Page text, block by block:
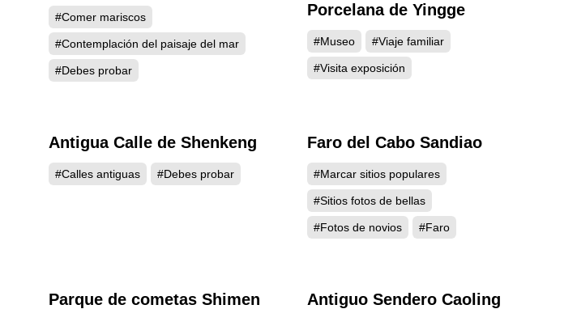
#Comer mariscos
#Contemplación del paisaje del mar
#Debes probar
Porcelana de Yingge
#Museo #Viaje familiar
#Visita exposición
4293
Antigua Calle de Shenkeng
#Calles antiguas #Debes probar
4225
Faro del Cabo Sandiao
#Marcar sitios populares
#Sitios fotos de bellas
#Fotos de novios #Faro
4080
Parque de cometas Shimen 4041
Antiguo Sendero Caoling